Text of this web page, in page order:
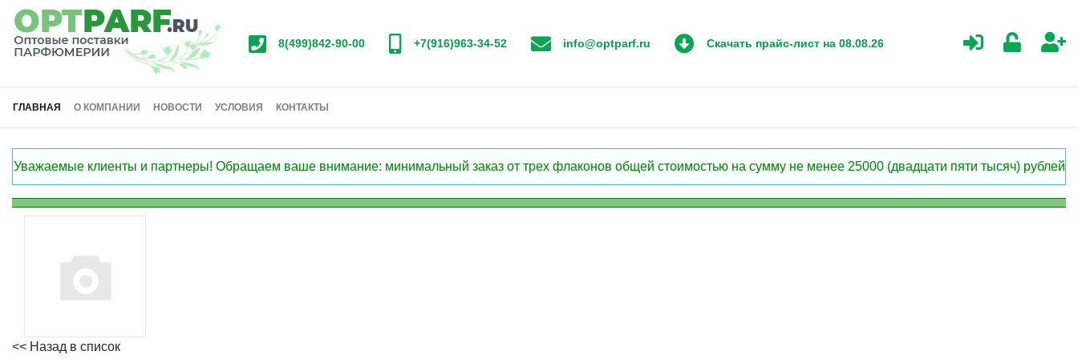
8(499)842-90-00 +7(916)963-34-52 info@optparf.ru Скачать прайс-лист на 08.08.26
ГЛАВНАЯ О КОМПАНИИ НОВОСТИ УСЛОВИЯ КОНТАКТЫ
Уважаемые клиенты и партнеры! Обращаем ваше внимание: минимальный заказ от трех флаконов общей стоимостью на сумму не менее 25000 (двадцати пяти тысяч) рублей
<< Назад в список